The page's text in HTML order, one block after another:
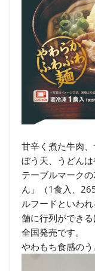
甘辛く煮た牛肉
ぼう天、うどんは
テーブルマーク
ん」（1食入、
ルフードといわ
舗に行列ができ
全国発売です。
やわもち食感のう